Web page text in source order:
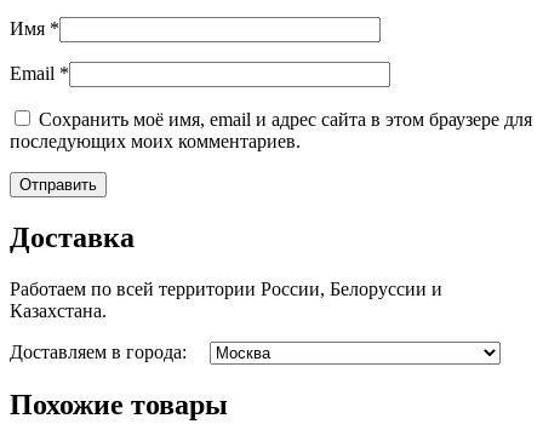
Имя *
Email *
Сохранить моё имя, email и адрес сайта в этом браузере для
последующих моих комментариев.
Доставка
Работаем по всей территории России, Белоруссии и
Казахстана.
Доставляем в города:
Похожие товары